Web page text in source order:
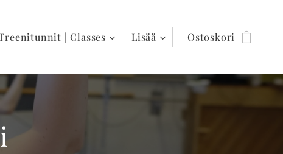
| Classes Lisää Ostoskori